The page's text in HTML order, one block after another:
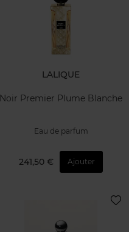
LALIQUE
Noir Premier Plume Blanche
Eau de parfum
241,50 € Ajouter